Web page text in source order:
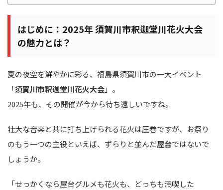
はじめに：2025年 須賀川市釈迦堂川花火大会
の魅力とは？
夏の夜空を鮮やかに彩る、福島県須賀川市の一大イベント
「須賀川市釈迦堂川花火大会」。
2025年も、その開催が今から待ち遠しいですね。
壮大な音楽と共に打ち上げられる花火は圧巻ですが、お祭り
のもう一つの主役といえば、ずらりと並んだ屋台ではないで
しょうか。
「せっかくなら屋台グルメも花火も、どっちも満喫した